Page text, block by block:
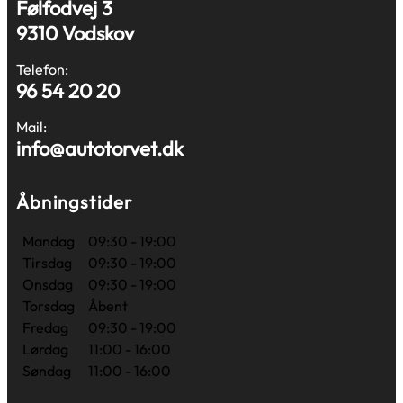
Følfodvej 3
9310 Vodskov
Telefon:
96 54 20 20
Mail:
info@autotorvet.dk
Åbningstider
Mandag
09:30 - 19:00
Tirsdag
09:30 - 19:00
Onsdag
09:30 - 19:00
Torsdag
Åbent
Fredag
09:30 - 19:00
Lørdag
11:00 - 16:00
Søndag
11:00 - 16:00